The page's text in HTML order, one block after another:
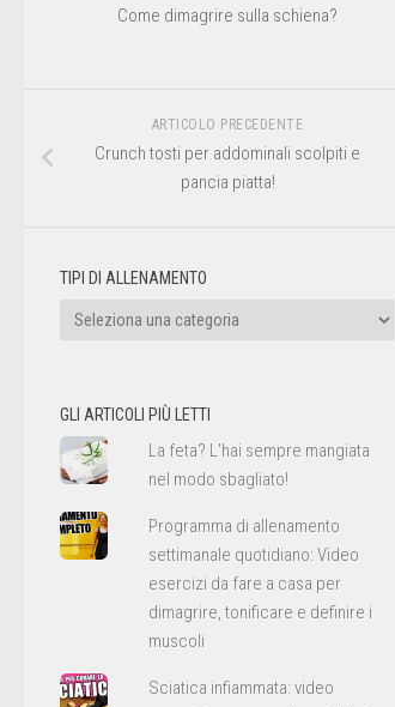
Come dimagrire sulla schiena?
ARTICOLO PRECEDENTE
Crunch tosti per addominali scolpiti e
pancia piatta!
TIPI DI ALLENAMENTO
Tipi
GLI ARTICOLI PIÙ LETTI
La feta? L'hai sempre mangiata
nel modo sbagliato!
Programma di allenamento
settimanale quotidiano: Video
esercizi da fare a casa per
dimagrire, tonificare e definire i
muscoli
Sciatica infiammata: video